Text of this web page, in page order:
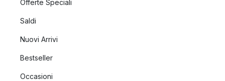
Offerte Speciali
Saldi
Nuovi Arrivi
Bestseller
Occasioni